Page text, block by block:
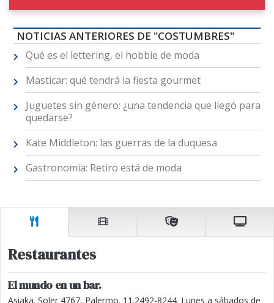
NOTICIAS ANTERIORES DE "COSTUMBRES"
Qué es el lettering, el hobbie de moda
Masticar: qué tendrá la fiesta gourmet
Juguetes sin género: ¿una tendencia que llegó para
quedarse?
Kate Middleton: las guerras de la duquesa
Gastronomía: Retiro está de moda
Restaurantes
El mundo en un bar.
Asiaka. Soler 4767, Palermo. 11.2492-8244. Lunes a sábados de